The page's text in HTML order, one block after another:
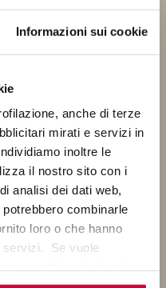
Informazioni sui cookie
anche di terze
mirati e servizi in
inoltre le
il nostro sito con i
analisi dei dati web,
combinarle
loro o che hanno
servizi. Se vuole
de
OBRA
de grès